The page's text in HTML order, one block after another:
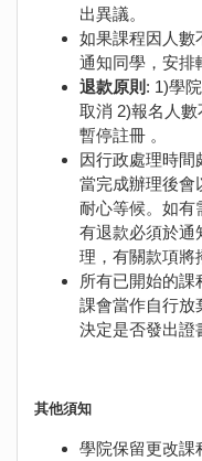
出異議。
如果課程因人數
通知同學，安排
退款原則 : 1)學
取消 2)報名人
暫停註冊 。
因行政處理時間
當完成辦理後會
耐心等候。如有
有退款必須於通
理，有關款項將
所有已開始的課
課會當作自行放
決定是否發出證
其他須知
學院保留更改課